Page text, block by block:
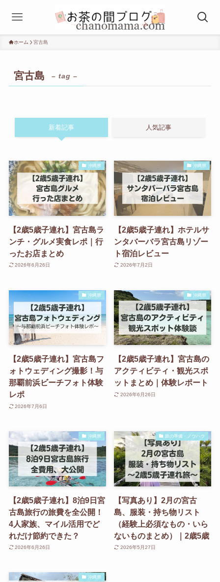
ホーム 宮古島
宮古島 – tag –
新着記事 人気記事
沖縄県
【2歳5歳子連れ】宮古島ラ
ンチ・グルメ実食レポ｜行
ったお店まとめ
2026年6月26日
沖縄県
【2歳5歳子連れ】ホテルサ
ンタバーバラ宮古島リゾー
ト宿泊レビュー
2026年7月2日
沖縄県
【2歳5歳子連れ】宮古島フ
ォトウェディング撮影！与
那覇前浜ビーチフォト体験
レポ
2026年7月6日
沖縄県
【2歳5歳子連れ】宮古島の
アクティビティ・観光スポ
ットまとめ｜体験レポート
2026年6月26日
沖縄県
【2歳5歳子連れ】8泊9日宮
古島旅行の旅費を全公開！
4人家族、マイル活用でど
れだけ節約できた？
2026年6月26日
旅の準備・ノウハウ
【写真あり】2月の宮古
島、服装・持ち物リスト
（経験上必須なもの・いら
ないものまとめ）｜2歳5歳
2026年5月27日
沖縄県